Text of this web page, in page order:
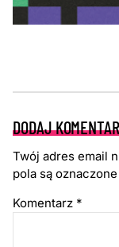
DODAJ
Twój adres email
pola są oznaczone
Komentarz *